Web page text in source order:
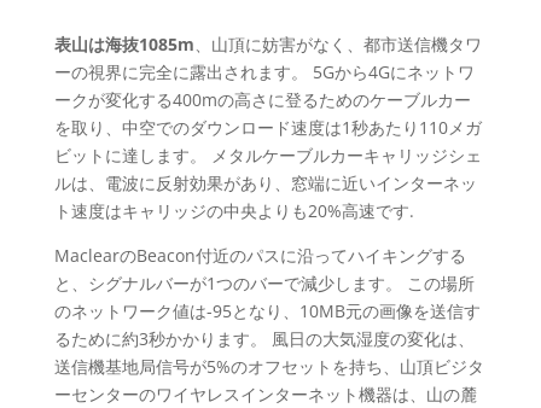
表山は海抜1085m、山頂に妨害がなく、都市送信機タワ
ーの視界に完全に露出されます。 5Gから4Gにネットワ
ークが変化する400mの高さに登るためのケーブルカー
を取り、中空でのダウンロード速度は1秒あたり110メガ
ビットに達します。 メタルケーブルカーキャリッジシェ
ルは、電波に反射効果があり、窓端に近いインターネッ
ト速度はキャリッジの中央よりも20%高速です.
MaclearのBeacon付近のパスに沿ってハイキングする
と、シグナルバーが1つのバーで減少します。 この場所
のネットワーク値は-95となり、10MB元の画像を送信す
るために約3秒かかります。 風日の大気湿度の変化は、
送信機基地局信号が5%のオフセットを持ち、山頂ビジタ
ーセンターのワイヤレスインターネット機器は、山の麓